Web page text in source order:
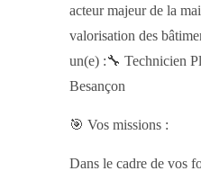
acteur majeur de la
valorisation des
un(e) :🔧 Technicien
Besançon
🎯 Vos missions :
Dans le cadre de vos